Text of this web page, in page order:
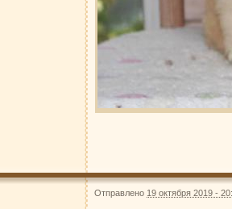
Отправлено 19 октября 2019 -